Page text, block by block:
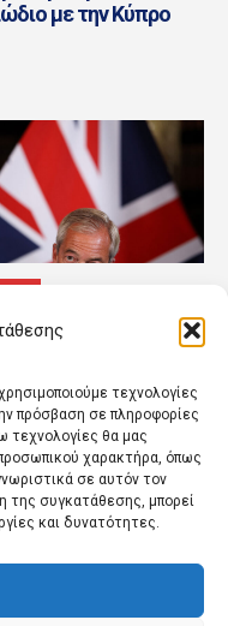
τεχνολογίες
πρόσβαση σε πληροφορίες
τεχνολογίες θα μας
χαρακτήρα, όπως
σε αυτόν τον
της συγκατάθεσης, μπορεί
και δυνατότητες.
με την Κύπρο
του εχθρού
– Το φαινόμενο
στη...